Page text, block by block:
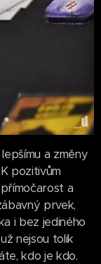
a změny
pozitivům
a
prvek,
i bez jediného
nejsou tolik
kdo je kdo.